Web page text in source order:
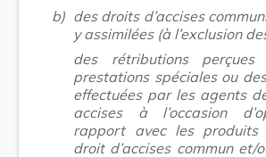
b) des droits d’accises
y assimilées (à l’exclusion
des rétributions
prestations spéciales ou
effectuées par les agents
accises à l’occasion
rapport avec les produits
droit d’accises commun et/